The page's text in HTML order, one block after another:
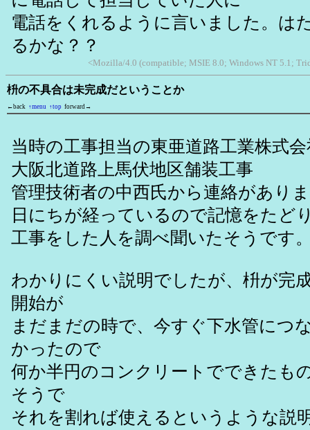
電話をくれるように言いました。は
るかな？？
<Mozilla/4.0 (compatible; MSIE 8.0; Windows NT 5.1;
枡の不具合は未完成だということか
←back ↑menu ↑top forward→
当時の工事担当の東亜道路工業株式
大阪北道路上馬伏地区舗装工事
管理技術者の中西氏から連絡があり
日にちが経っているので記憶をたど
工事をした人を調べ聞いたそうです
わかりにくい説明でしたが、枡が完
開始が
まだまだの時で、今すぐ下水管につ
かったので
何か半円のコンクリートでできたも
そうで
それを割れば使えるというような説